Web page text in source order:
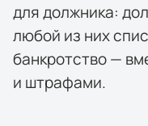
для должника:
любой из них
банкротство —
и штрафами.